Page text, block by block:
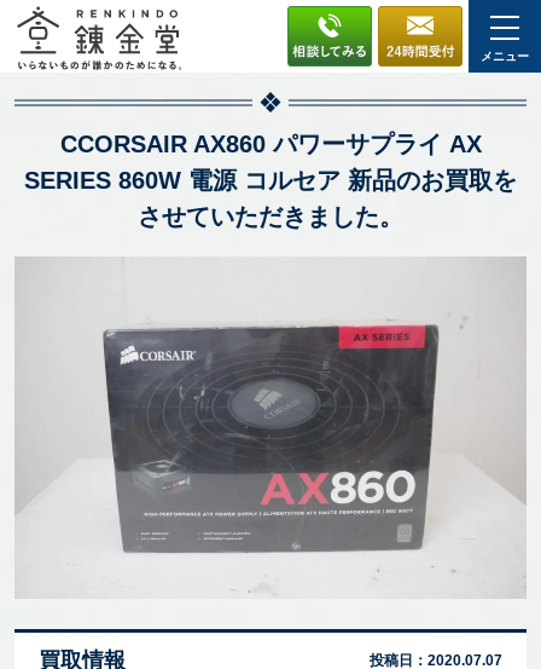
メニュー
CCORSAIR AX860 パワーサプライ AX
SERIES 860W 電源 コルセア 新品のお買取を
させていただきました。
買取情報 投稿日： 2020.07.07